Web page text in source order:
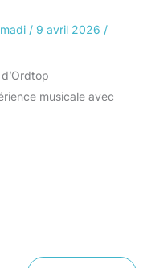
/ 9 avril 2026 /
musicale avec